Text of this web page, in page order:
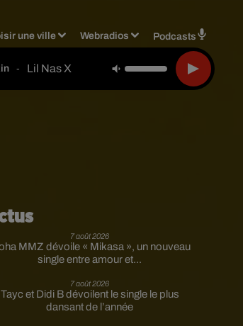
une ville Webradios Podcasts
- Lil Nas X
7 août 2026
MMZ dévoile « Mikasa », un nouveau
single entre amour et...
7 août 2026
Tayc et Didi B dévoilent le single le plus
dansant de l’année